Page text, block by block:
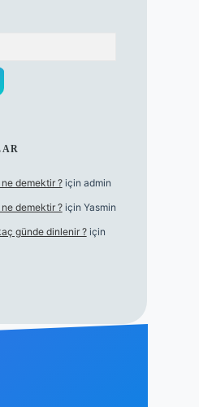
demektir ?için admin
demektir ?için Yasmin
günde dinlenir ?için